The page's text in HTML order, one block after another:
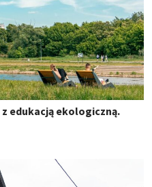
z edukacją ekologiczną.